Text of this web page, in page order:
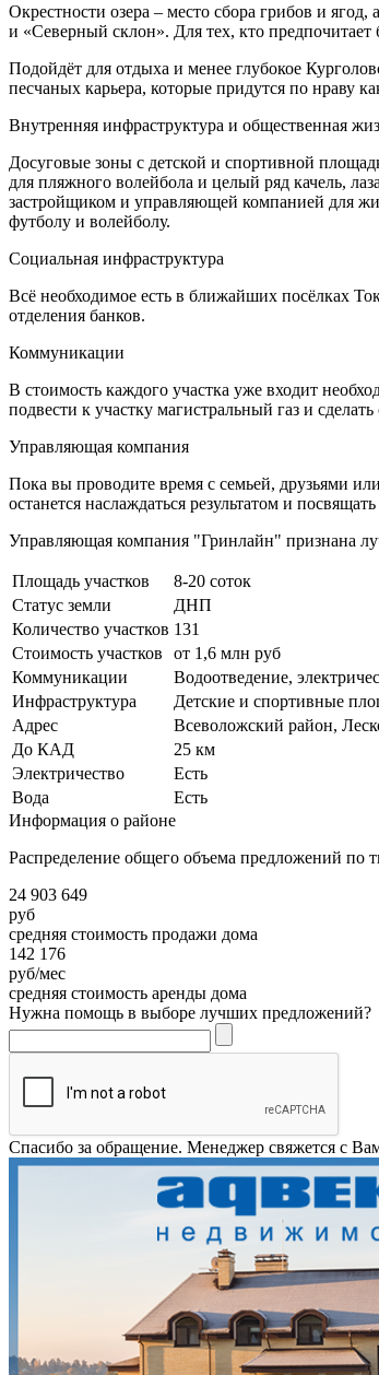
Окрестности озера – место сбора грибов и
и «Северный склон». Для тех, кто
Подойдёт для отдыха и менее глубокое
песчаных карьера, которые придутся по нраву
Внутренняя инфраструктура и общественная
Досуговые зоны с детской и спортивной
для пляжного волейбола и целый ряд качель,
застройщиком и управляющей компанией для
футболу и волейболу.
Социальная инфраструктура
Всё необходимое есть в ближайших посёлках
отделения банков.
Коммуникации
В стоимость каждого участка уже входит
подвести к участку магистральный газ и
Управляющая компания
Пока вы проводите время с семьей, друзьями
останется наслаждаться результатом и
Управляющая компания "Гринлайн" признана
Площадь участков
8-20 соток
Статус земли
ДНП
Количество участков 131
Стоимость участков
от 1,6 млн руб
Коммуникации
Водоотведение,
Инфраструктура
Детские и спортивные
Адрес
Всеволожский район,
До КАД
25 км
Электричество
Есть
Вода
Есть
Информация о районе
Распределение общего объема предложений по
24 903 649
руб
средняя стоимость продажи дома
142 176
руб/мес
средняя стоимость аренды дома
Нужна помощь в выборе лучших предложений?
Спасибо за обращение. Менеджер свяжется с